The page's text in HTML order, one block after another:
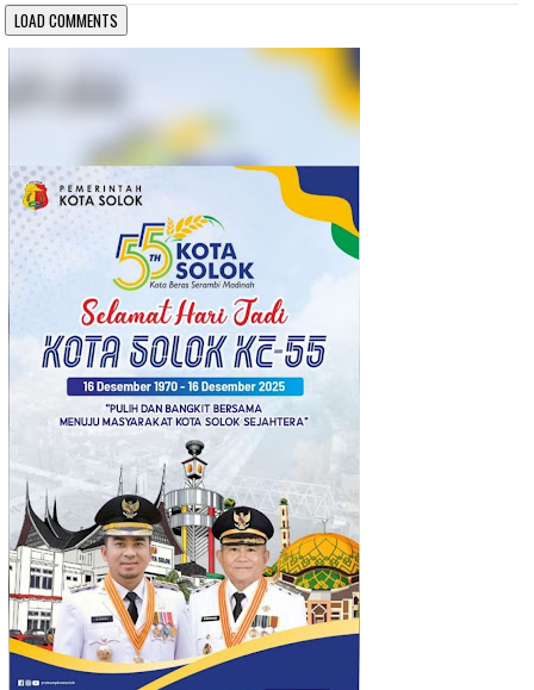
LOAD COMMENTS